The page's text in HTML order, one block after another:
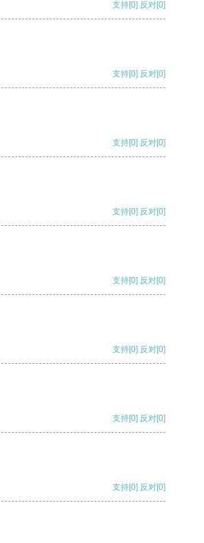
支持[0] 反对[0]
支持[0] 反对[0]
支持[0] 反对[0]
支持[0] 反对[0]
支持[0] 反对[0]
支持[0] 反对[0]
支持[0] 反对[0]
支持[0] 反对[0]